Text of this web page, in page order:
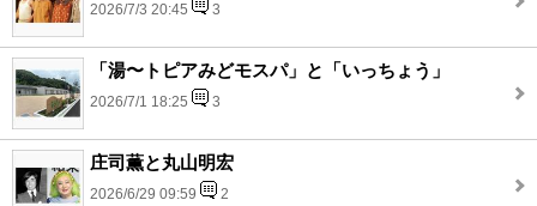
2026/7/3 20:45 3
「湯〜トピアみどモスパ」と「いっちょう」
2026/7/1 18:25 3
庄司薫と丸山明宏
2026/6/29 09:59 2